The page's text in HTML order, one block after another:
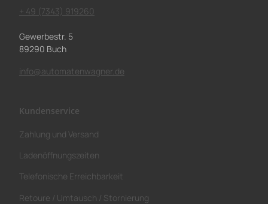
+ 49 (7343) 919260
Gewerbestr. 5
89290 Buch
info@automatenwagner.de
Kundenservice
Zahlung und Versand
Ladenöffnungszeiten
Telefonische Erreichbarkeit
Retoure / Umtausch / Stornierung